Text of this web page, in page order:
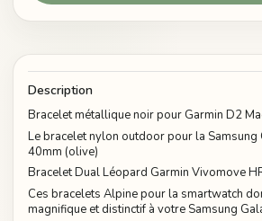
Description
Bracelet métallique noir pour Garmin D2
Le bracelet nylon outdoor pour la Samsung
40mm (olive)
Bracelet Dual Léopard Garmin Vivomove
Ces bracelets Alpine pour la smartwatch
magnifique et distinctif à votre Samsung